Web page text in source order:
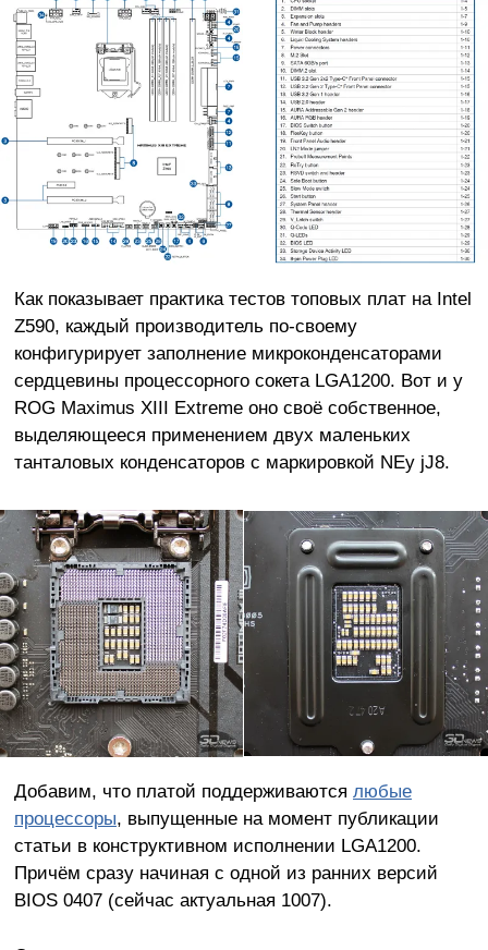
Как показывает практика тестов топовых плат на Intel
Z590, каждый производитель по-своему
конфигурирует заполнение микроконденсаторами
сердцевины процессорного сокета LGA1200. Вот и у
ROG Maximus XIII Extreme оно своё собственное,
выделяющееся применением двух маленьких
танталовых конденсаторов с маркировкой NEy jJ8.
Добавим, что платой поддерживаются любые
процессоры, выпущенные на момент публикации
статьи в конструктивном исполнении LGA1200.
Причём сразу начиная с одной из ранних версий
BIOS 0407 (сейчас актуальная 1007).